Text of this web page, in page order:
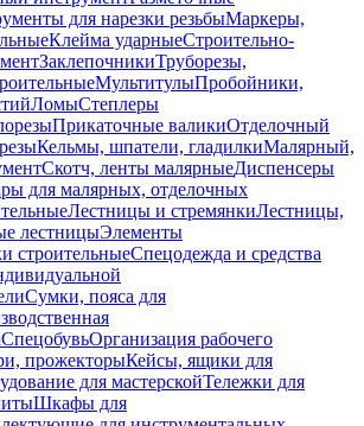
для нарезки резьбыМаркеры,
Клейма ударныеСтроительно-
ЗаклепочникиТруборезы,
МультитулыПробойники,
ЛомыСтеплеры
Прикаточные валикиОтделочный
Кельмы, шпатели, гладилкиМалярный,
Скотч, ленты малярныеДиспенсеры
для малярных, отделочных
Лестницы и стремянкиЛестницы,
лестницыЭлементы
строительныеСпецодежда и средства
Сумки, пояса для
СпецобувьОрганизация рабочего
прожекторыКейсы, ящики для
для мастерскойТележки для
Шкафы для